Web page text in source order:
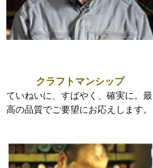
クラフトマンシップ
ていねいに、すばやく、確実に。最
高の品質でご要望にお応えします。